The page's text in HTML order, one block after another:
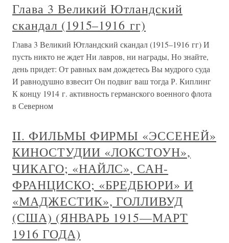
Глава 3 Великий Ютландский
скандал (1915–1916 гг)
Глава 3 Великий Ютландский скандал (1915–1916 гг) И
пусть никто не ждет Ни лавров, ни награды, Но знайте,
день придет: От равных вам дождетесь Вы мудрого суда
И равнодушно взвесит Он подвиг ваш тогда Р. Киплинг
К концу 1914 г. активность германского военного флота
в Северном
II. ФИЛЬМЫ ФИРМЫ «ЭССЕНЕЙ»
КИНОСТУДИИ «ЛОКСТОУН»,
ЧИКАГО; «НАЙЛС», САН-
ФРАНЦИСКО; «БРЕДБЮРИ» И
«МАДЖЕСТИК», ГОЛЛИВУД
(США) (ЯНВАРЬ 1915—МАРТ
1916 ГОДА)